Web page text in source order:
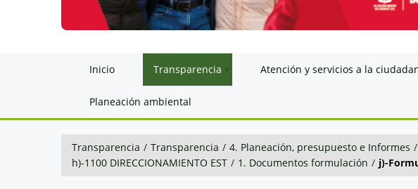
Inicio Transparencia Atención y servicios a la
Planeación ambiental
Transparencia / Transparencia / 4. Planeación, presupuesto e Informes /
h)-1100 DIRECCIONAMIENTO EST / 1. Documentos formulación / j)-